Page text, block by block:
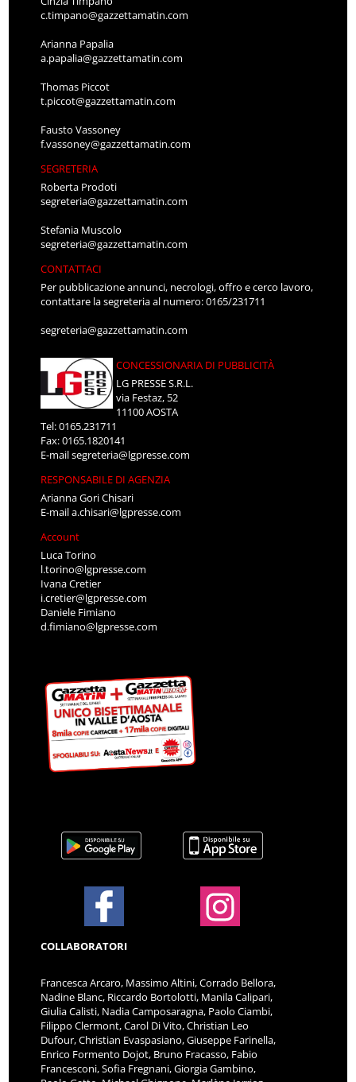
c.timpano@gazzettamatin.com
Arianna Papalia
a.papalia@gazzettamatin.com
Thomas Piccot
t.piccot@gazzettamatin.com
Fausto Vassoney
f.vassoney@gazzettamatin.com
SEGRETERIA
Roberta Prodoti
segreteria@gazzettamatin.com
Stefania Muscolo
segreteria@gazzettamatin.com
CONTATTACI
Per pubblicazione annunci, necrologi, offro e cerco lavoro,
contattare la segreteria al numero: 0165/231711
segreteria@gazzettamatin.com
CONCESSIONARIA DI PUBBLICITÀ
LG PRESSE S.R.L.
via Festaz, 52
11100 AOSTA
Tel: 0165.231711
Fax: 0165.1820141
E-mailsegreteria@lgpresse.com
RESPONSABILE DI AGENZIA
Arianna Gori Chisari
E-maila.chisari@lgpresse.com
Account
Luca Torino
l.torino@lgpresse.com
Ivana Cretier
i.cretier@lgpresse.com
Daniele Fimiano
d.fimiano@lgpresse.com
COLLABORATORI
Francesca Arcaro, Massimo Altini, Corrado Bellora,
Nadine Blanc, Riccardo Bortolotti, Manila Calipari,
Giulia Calisti, Nadia Camposaragna, Paolo Ciambi,
Filippo Clermont, Carol Di Vito, Christian Leo
Dufour, Christian Evaspasiano, Giuseppe Farinella,
Enrico Formento Dojot, Bruno Fracasso, Fabio
Francesconi, Sofia Fregnani, Giorgia Gambino,